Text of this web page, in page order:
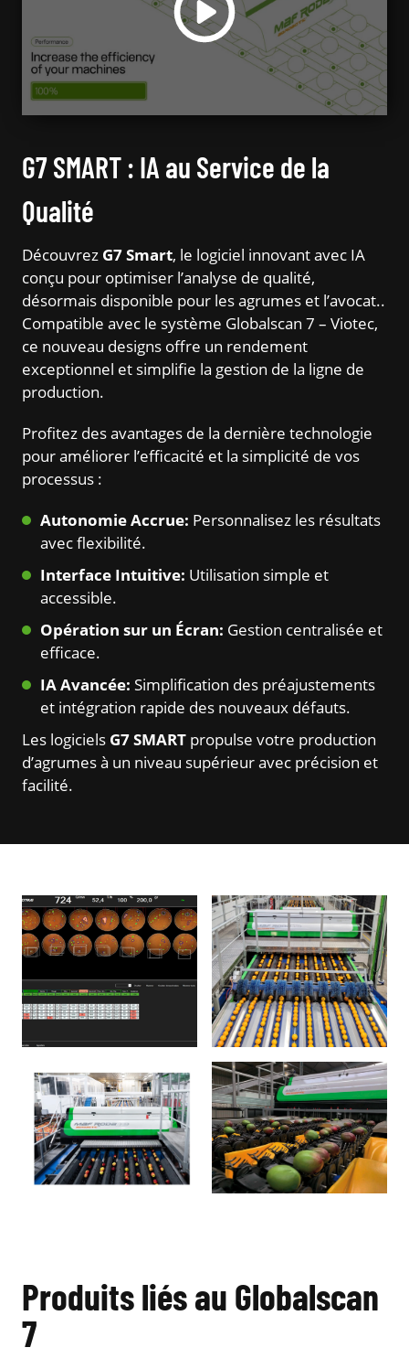
G7 SMART : IA au Service de la
Qualité
Découvrez G7 Smart, le logiciel innovant avec IA
conçu pour optimiser l’analyse de qualité,
désormais disponible pour les agrumes et l’avocat..
Compatible avec le système Globalscan 7 – Viotec,
ce nouveau designs offre un rendement
exceptionnel et simplifie la gestion de la ligne de
production.
Profitez des avantages de la dernière technologie
pour améliorer l’efficacité et la simplicité de vos
processus :
Autonomie Accrue: Personnalisez les résultats
avec flexibilité.
Interface Intuitive: Utilisation simple et
accessible.
Opération sur un Écran: Gestion centralisée et
efficace.
IA Avancée: Simplification des préajustements
et intégration rapide des nouveaux défauts.
Les logiciels G7 SMART propulse votre production
d’agrumes à un niveau supérieur avec précision et
facilité.
Produits liés au Globalscan
7